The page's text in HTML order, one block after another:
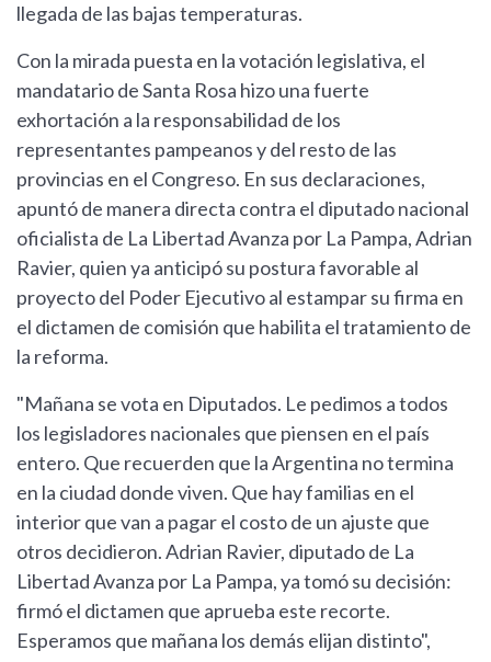
llegada de las bajas temperaturas.
Con la mirada puesta en la votación legislativa, el
mandatario de Santa Rosa hizo una fuerte
exhortación a la responsabilidad de los
representantes pampeanos y del resto de las
provincias en el Congreso. En sus declaraciones,
apuntó de manera directa contra el diputado nacional
oficialista de La Libertad Avanza por La Pampa, Adrian
Ravier, quien ya anticipó su postura favorable al
proyecto del Poder Ejecutivo al estampar su firma en
el dictamen de comisión que habilita el tratamiento de
la reforma.
"Mañana se vota en Diputados. Le pedimos a todos
los legisladores nacionales que piensen en el país
entero. Que recuerden que la Argentina no termina
en la ciudad donde viven. Que hay familias en el
interior que van a pagar el costo de un ajuste que
otros decidieron. Adrian Ravier, diputado de La
Libertad Avanza por La Pampa, ya tomó su decisión:
firmó el dictamen que aprueba este recorte.
Esperamos que mañana los demás elijan distinto",